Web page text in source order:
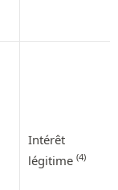
Intérêt
légitime (4)